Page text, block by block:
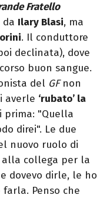
Fratello
Ilary Blasi, ma
. Il conduttore
declinata), dove
buon sangue.
del GFnon
averle ‘rubato’ la
prima: "Quella
direi". Le due
nuovo ruolo di
alla collega per la
dovevo dirle, le ho
Penso che